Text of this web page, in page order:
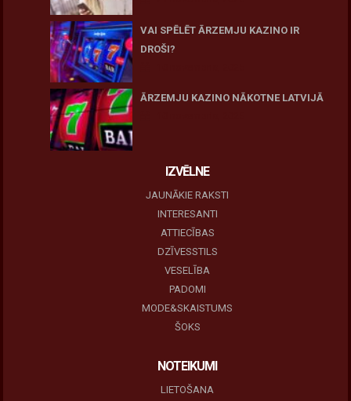
VAI SPĒLĒT ĀRZEMJU KAZINO IR
DROŠI?
ĀRZEMJU KAZINO NĀKOTNE LATVIJĀ
IZVĒLNE
JAUNĀKIE RAKSTI
INTERESANTI
ATTIECĪBAS
DZĪVESSTILS
VESELĪBA
PADOMI
MODE&SKAISTUMS
ŠOKS
NOTEIKUMI
LIETOŠANA